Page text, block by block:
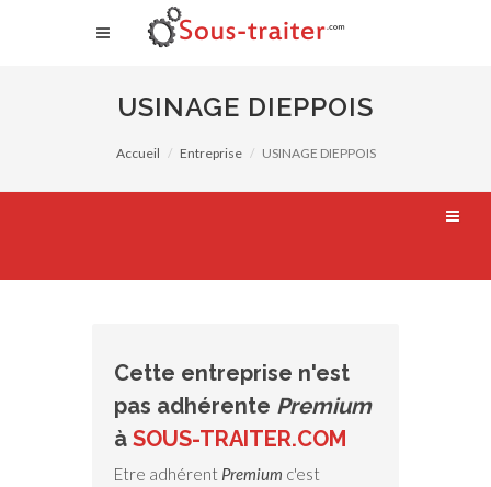
USINAGE DIEPPOIS
Accueil Entreprise USINAGE DIEPPOIS
Cette entreprise n'est
pas adhérente Premium
à SOUS-TRAITER.COM
Etre adhérent Premium c'est